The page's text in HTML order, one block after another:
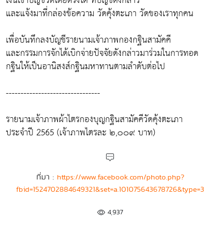
และแจ้งมาที่กล่องข้อความ วัดคุ้งตะเภา วัดของเราทุกคน
เพื่อบันทึกลงบัญชีรายนามเจ้าภาพกองกฐินสามัคคี
และกรรมการจักได้เบิกจ่ายปัจจัยดังกล่าวมาร่วมในการทอด
กฐินให้เป็นอานิสงส์กฐินมหาทานตามลำดับต่อไป
--------------------------------
รายนามเจ้าภาพผ้าไตรกองบุญกฐินสามัคคีวัดคุ้งตะเภา
ประจำปี 2565 (เจ้าภาพไตรละ ๒,๐๐๙ บาท)
ที่มา : https://www.facebook.com/photo.php?
fbid=1524702884649321&set=a.101075643678726&type=3
4,937